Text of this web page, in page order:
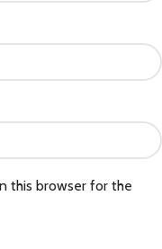
this browser for the